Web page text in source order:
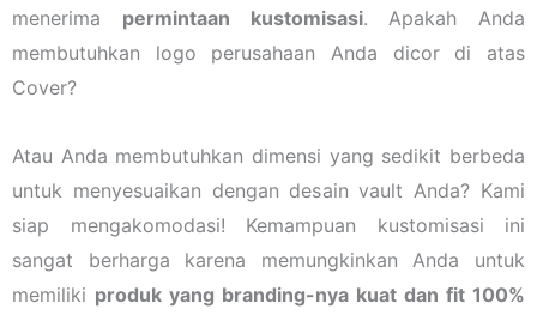
menerima permintaan kustomisasi. Apakah Anda
membutuhkan logo perusahaan Anda dicor di atas
Cover?
Atau Anda membutuhkan dimensi yang sedikit berbeda
untuk menyesuaikan dengan desain vault Anda? Kami
siap mengakomodasi! Kemampuan kustomisasi ini
sangat berharga karena memungkinkan Anda untuk
memiliki produk yang branding-nya kuat dan fit 100%